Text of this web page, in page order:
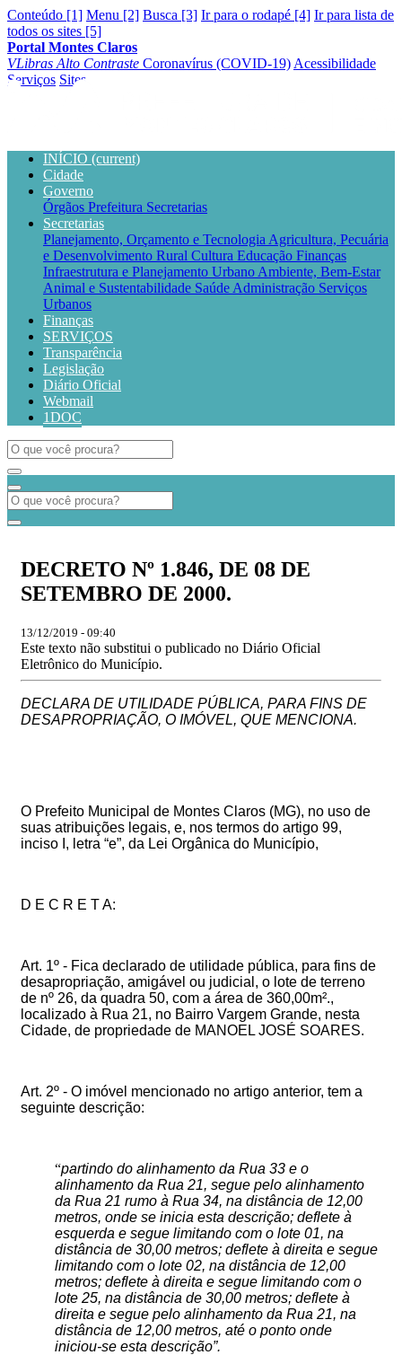
Conteúdo [1] Menu [2] Busca [3] Ir para o rodapé [4] Ir para lista de
todos os sites [5]
Portal Montes Claros
VLibras Alto Contraste Coronavírus (COVID-19) Acessibilidade
Serviços Sites
INÍCIO (current)
Cidade
Governo
Órgãos Prefeitura Secretarias
Secretarias
Planejamento, Orçamento e Tecnologia Agricultura, Pecuária
e Desenvolvimento Rural Cultura Educação Finanças
Infraestrutura e Planejamento Urbano Ambiente, Bem-Estar
Animal e Sustentabilidade Saúde Administração Serviços
Urbanos
Finanças
SERVIÇOS
Transparência
Legislação
Diário Oficial
Webmail
1DOC
DECRETO Nº 1.846, DE 08 DE
SETEMBRO DE 2000.
13/12/2019 - 09:40
Este texto não substitui o publicado no Diário Oficial
Eletrônico do Município.
DECLARA DE UTILIDADE PÚBLICA, PARA FINS DE
DESAPROPRIAÇÃO, O IMÓVEL, QUE MENCIONA.
O Prefeito Municipal de Montes Claros (MG), no uso de
suas atribuições legais, e, nos termos do artigo 99,
inciso I, letra “e”, da Lei Orgânica do Município,
D E C R E T A:
Art. 1º - Fica declarado de utilidade pública, para fins de
desapropriação, amigável ou judicial, o lote de terreno
de nº 26, da quadra 50, com a área de 360,00m².,
localizado à Rua 21, no Bairro Vargem Grande, nesta
Cidade, de propriedade de MANOEL JOSÉ SOARES.
Art. 2º - O imóvel mencionado no artigo anterior, tem a
seguinte descrição:
“partindo do alinhamento da Rua 33 e o
alinhamento da Rua 21, segue pelo alinhamento
da Rua 21 rumo à Rua 34, na distância de 12,00
metros, onde se inicia esta descrição; deflete à
esquerda e segue limitando com o lote 01, na
distância de 30,00 metros; deflete à direita e segue
limitando com o lote 02, na distância de 12,00
metros; deflete à direita e segue limitando com o
lote 25, na distância de 30,00 metros; deflete à
direita e segue pelo alinhamento da Rua 21, na
distância de 12,00 metros, até o ponto onde
iniciou-se esta descrição”.